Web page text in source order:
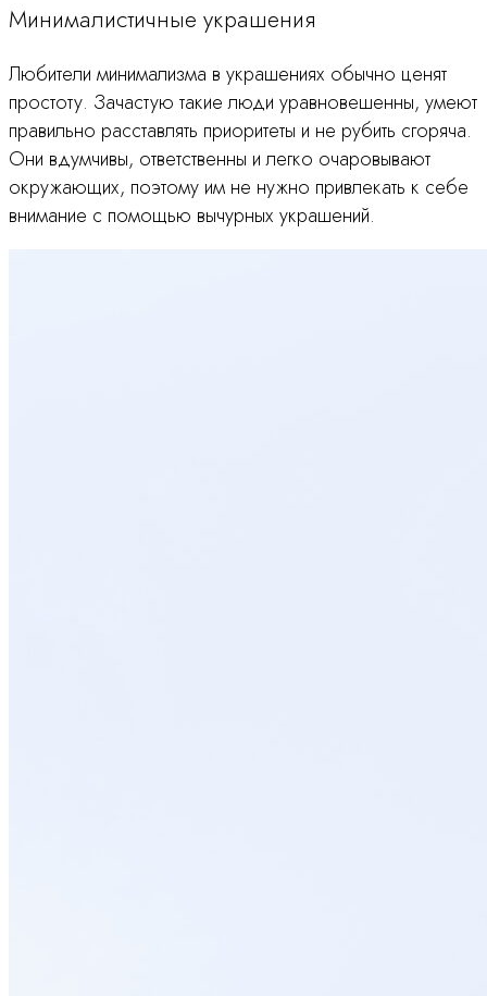
Минималистичные украшения
Любители минимализма в украшениях обычно ценят
простоту. Зачастую такие люди уравновешенны, умеют
правильно расставлять приоритеты и не рубить сгоряча.
Они вдумчивы, ответственны и легко очаровывают
окружающих, поэтому им не нужно привлекать к себе
внимание с помощью вычурных украшений.